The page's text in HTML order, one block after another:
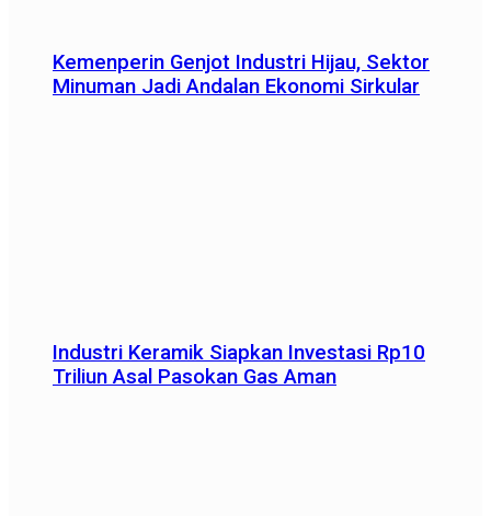
Kemenperin Genjot Industri Hijau, Sektor
Minuman Jadi Andalan Ekonomi Sirkular
Industri Keramik Siapkan Investasi Rp10
Triliun Asal Pasokan Gas Aman